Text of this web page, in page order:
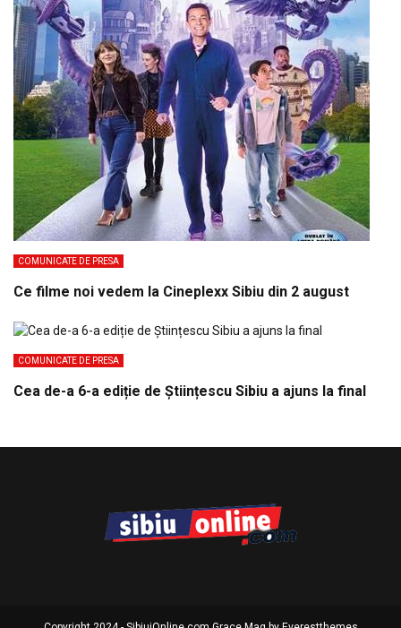
COMUNICATE DE PRESA
Ce filme noi vedem la Cineplexx Sibiu din 2 august
COMUNICATE DE PRESA
Cea de-a 6-a ediție de Științescu Sibiu a ajuns la final